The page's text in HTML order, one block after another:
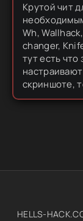
Крутой чит
Wh,
changer,
тут есть
скриншоте,
HELLS-